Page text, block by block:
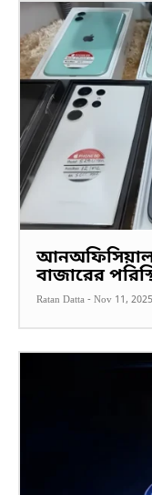
বাজারের
Ratan Datta - Nov 11, 2025